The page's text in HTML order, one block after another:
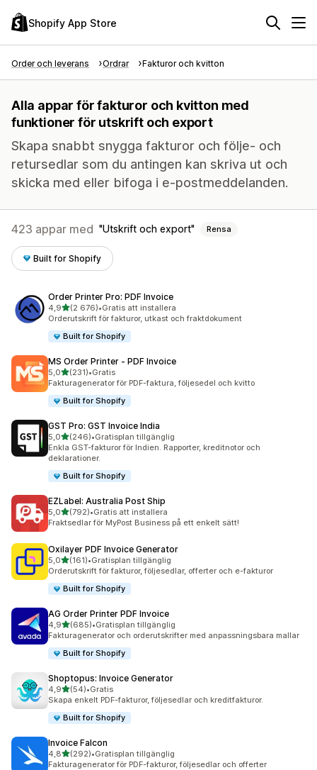
Shopify App Store
Order och leverans Ordrar Fakturor och kvitton
Alla appar för fakturor och kvitton med
funktioner för utskrift och export
Skapa snabbt snygga fakturor och följe- och
retursedlar som du antingen kan skriva ut och
skicka med eller bifoga i e-postmeddelanden.
423 appar med Utskrift och export Rensa
Built for Shopify
Order Printer Pro: PDF Invoice
4,9av 5 stjärnor
(2 676)
2676 recensioner totalt
•Gratis att installera
Orderutskrift för fakturor, utkast och fraktdokument
Built for Shopify
MS Order Printer ‑ PDF Invoice
5,0av 5 stjärnor
(231)
231 recensioner totalt
•Gratis
Fakturagenerator för PDF-faktura, följesedel och kvitto
Built for Shopify
GST Pro: GST Invoice India
5,0av 5 stjärnor
(246)
246 recensioner totalt
•Gratisplan tillgänglig
Enkla GST-fakturor för Indien. Rapporter, kreditnotor och
deklarationer.
Built for Shopify
EZLabel: Australia Post Ship
5,0av 5 stjärnor
(792)
792 recensioner totalt
•Gratis att installera
Fraktsedlar för MyPost Business på ett enkelt sätt!
Oxilayer PDF Invoice Generator
5,0av 5 stjärnor
(161)
161 recensioner totalt
•Gratisplan tillgänglig
Orderutskrift för fakturor, följesedlar, offerter och e-fakturor
Built for Shopify
AG Order Printer PDF Invoice
4,9av 5 stjärnor
(685)
685 recensioner totalt
•Gratisplan tillgänglig
Fakturagenerator och orderutskrifter med anpassningsbara mallar
Built for Shopify
Shoptopus: Invoice Generator
4,9av 5 stjärnor
(54)
54 recensioner totalt
•Gratis
Skapa enkelt PDF-fakturor, följesedlar och kreditfakturor.
Built for Shopify
Invoice Falcon
4,8av 5 stjärnor
(292)
292 recensioner totalt
•Gratisplan tillgänglig
Fakturagenerator för PDF-fakturor, följesedlar och offerter